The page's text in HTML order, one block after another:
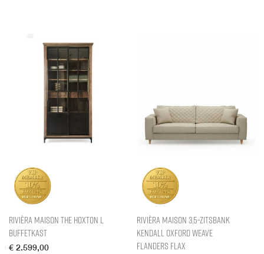
Rivièra Maison The Hoxton L
Buffetkast
€ 2.599,00
Rivièra Maison 3,5-zitsbank
Kendall Oxford Weave
Flanders Flax